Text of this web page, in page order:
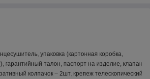
упаковка (картонная коробка,
гарантийный талон, паспорт на изделие, клапан
колпачок – 2шт, крепеж телескопический